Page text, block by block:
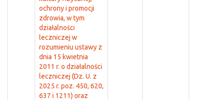
ochrony i promocji
zdrowia, w tym
działalności
leczniczej w
rozumieniu ustawy z
dnia 15 kwietnia
2011 r. o działalności
leczniczej (Dz. U. z
2025 r. poz. 450, 620,
637 i 1211) oraz